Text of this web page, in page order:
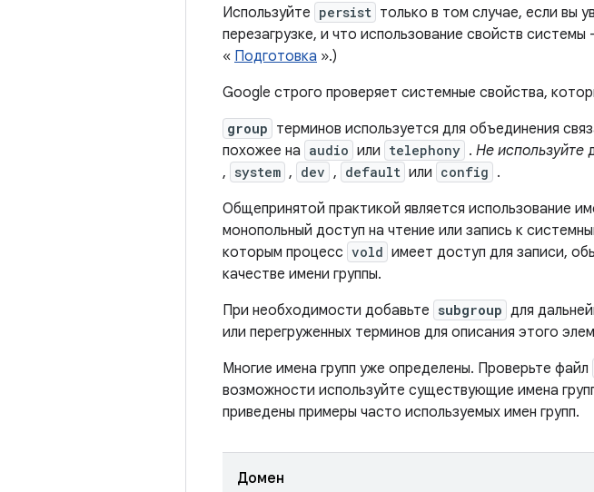
Используйте persist только в том случае, если вы
перезагрузке, и что использование свойств
« Подготовка ».)
Google строго проверяет системные свойства,
group терминов используется для объединения
похожее на audio или telephony . Не используйте
, system , dev , default или config .
Общепринятой практикой является использование
монопольный доступ на чтение или запись к
которым процесс vold имеет доступ для записи,
качестве имени группы.
При необходимости добавьте subgroup для
или перегруженных терминов для описания этого
Многие имена групп уже определены. Проверьте файл
возможности используйте существующие имена
приведены примеры часто используемых имен групп.
Домен